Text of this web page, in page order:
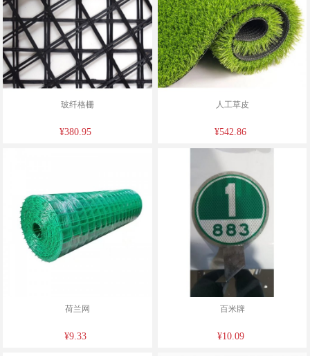
玻纤格栅
¥380.95
人工草皮
¥542.86
荷兰网
¥9.33
百米牌
¥10.09